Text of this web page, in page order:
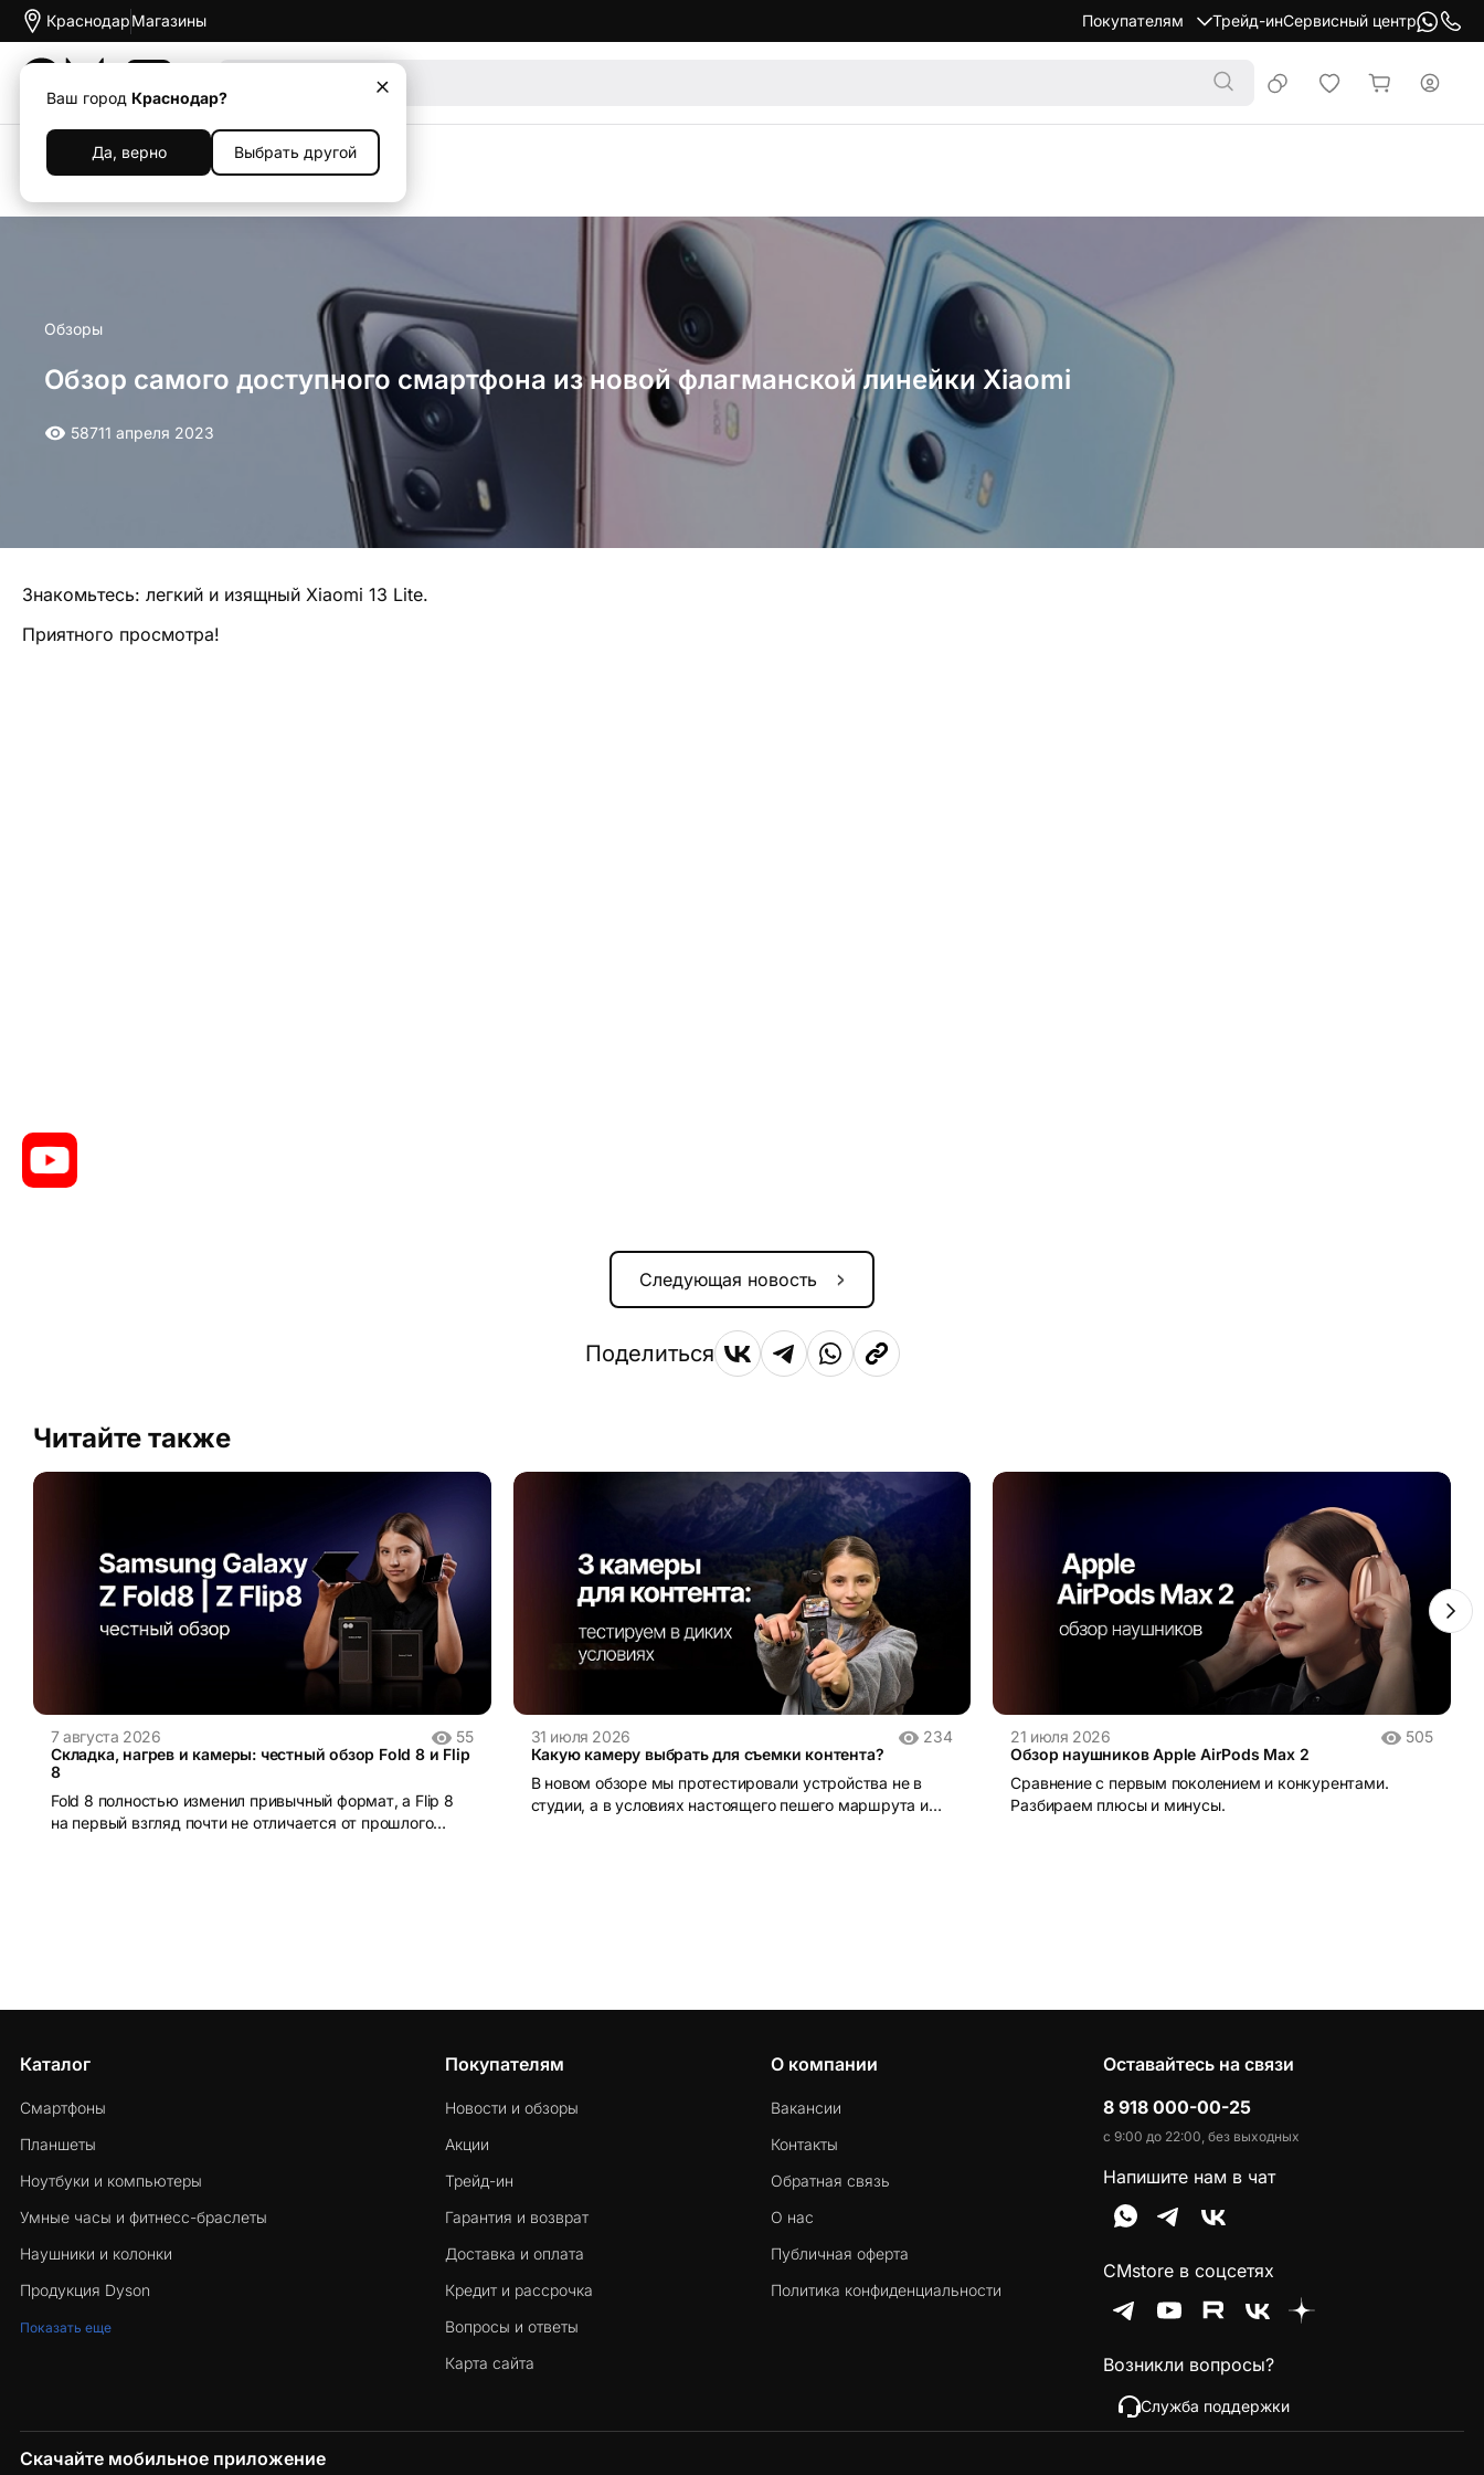
Краснодар
Ваш город Краснодар?
Да, верно Выбрать другой
Магазины Покупателям Трейд-инСервисный центр
Обзоры
Обзор самого доступного смартфона из новой флагманской линейки Xiaomi
58711 апреля 2023
Знакомьтесь: легкий и изящный Xiaomi 13 Lite.
Приятного просмотра!
Следующая новость
Поделиться
Читайте также
7 августа 2026
55
Складка, нагрев и камеры: честный обзор Fold 8 и Flip
8
Fold 8 полностью изменил привычный формат, а Flip 8
на первый взгляд почти не отличается от прошлого
31 июля 2026
234
Какую камеру выбрать для съемки контента?
В новом обзоре мы протестировали устройства не в
студии, а в условиях настоящего пешего маршрута и
21 июля 2026
505
Обзор наушников Apple AirPods Max 2
Сравнение с первым поколением и конкурентами.
Разбираем плюсы и минусы.
Каталог
Смартфоны
Планшеты
Ноутбуки и компьютеры
Умные часы и фитнесс-браслеты
Наушники и колонки
Продукция Dyson
Показать еще
Покупателям
Новости и обзоры
Акции
Трейд-ин
Гарантия и возврат
Доставка и оплата
Кредит и рассрочка
Вопросы и ответы
Карта сайта
О компании
Вакансии
Контакты
Обратная связь
О нас
Публичная оферта
Политика конфиденциальности
Оставайтесь на связи
8 918 000-00-25
с 9:00 до 22:00, без выходных
Напишите нам в чат
CMstore в соцсетях
Возникли вопросы?
Служба поддержки
Скачайте мобильное приложение